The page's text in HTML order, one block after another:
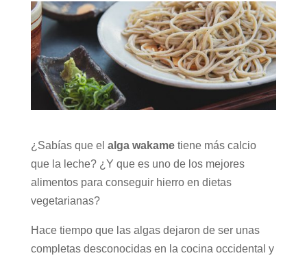
¿Sabías que el alga wakametiene más calcio
que la leche? ¿Y que es uno de los mejores
alimentos para conseguir hierro en dietas
vegetarianas?
Hace tiempo que las algas dejaron de ser unas
completas desconocidas en la cocina occidental y